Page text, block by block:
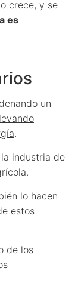
crece, y se
es
un
.
industria de
lo hacen
estos
de los